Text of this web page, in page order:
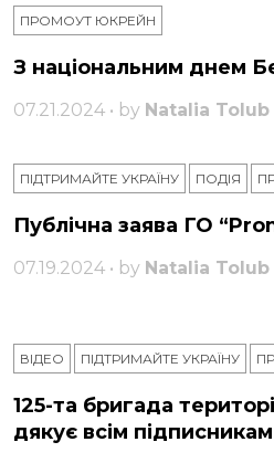
ПРОМОУТ ЮКРЕЙН
З національним днем
07.21.2024 • by Natalia Tolub
ПІДТРИМАЙТЕ УКРАЇНУ ПОДІЯ
Публічна заява ГО
07.19.2024 • by Natalia Tolub
ВІДЕО ПІДТРИМАЙТЕ УКРАЇНУ
125-та бригада
дякує всім